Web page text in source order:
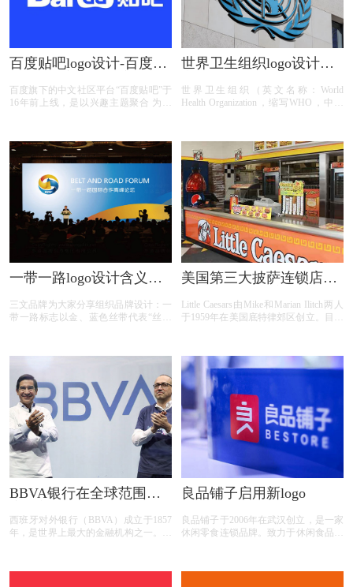
百度贴吧logo设计-百度贴
设计的贴吧图标
百度旗下的中文社区平台“百度贴吧”于
16年前上线，是以兴趣主题聚合 为特
吧累计注册用户已有15亿，已创建2300
余 万个兴趣吧。但近年来百度贴吧的
活跃用户出现流失现象。
世界卫生组织logo设计含
世界卫生组织（英文名称：World
Health Organization，缩写WHO，中文
主权国家才能参加，是国际上最大的政
府间卫生组织。世界卫生组织的宗旨是
使全世界人民获得尽可能高水平的健
康。世界卫生组织的主要职能包括：促
进流行病和地方病的防治；提供和改进
公共卫生、疾病医疗和有关事项的教学
与训练；推动确定生物制品的国际标
准。2020年5月27日，世卫组织宣布成
立世卫组织基金会
一带一路logo设计含义及
三文品牌为大家分享组织品牌设计：一
带一路标志以金、蓝色丝带代表“丝绸
素。既体现“一带一路”多样性，也具有
现包容、团结、合作的寓意，代表全球
合作，互利共赢的人类命运共同体。同
时丝带构成英文字母“S”，代表丝绸
（Silk）。球形中心隐含“大雁塔”，寓
意丝绸之路以中国为中心，始于西安，
惠及全球。BRF,是一带一路国际合作高
峰论坛英文
theBeltandRoadForumforInternationalCooperation
的简称。2017年5月14日、15日,首次
BRF将在北京举行。
美国第三大披萨连锁店
Little Caesars由Mike和Marian Ilitch两人
于1959年在美国底特律郊区创立。目前
达美乐）。在全球20个国家和地区设有
BBVA银行在全球范围内
西班牙对外银行（BBVA）成立于1857
年，是世界上最大的金融机构之一。也
数十家本地银行和金融集团，业务遍及
良品铺子启用新logo
良品铺子于2006年在武汉创立，是一家
休闲零食连锁品牌。致力于休闲食品的
有超过2200家门店，线下门店业务